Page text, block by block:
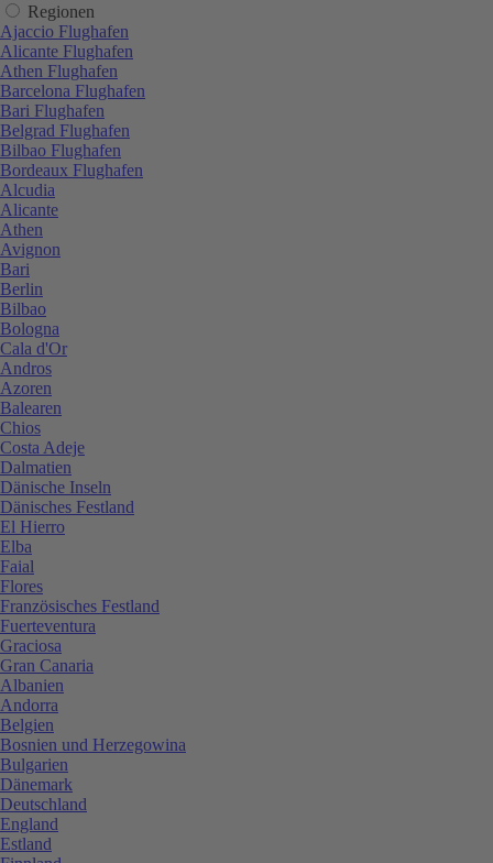
Regionen
Ajaccio Flughafen
Alicante Flughafen
Athen Flughafen
Barcelona Flughafen
Bari Flughafen
Belgrad Flughafen
Bilbao Flughafen
Bordeaux Flughafen
Alcudia
Alicante
Athen
Avignon
Bari
Berlin
Bilbao
Bologna
Cala d'Or
Andros
Azoren
Balearen
Chios
Costa Adeje
Dalmatien
Dänische Inseln
Dänisches Festland
El Hierro
Elba
Faial
Flores
Französisches Festland
Fuerteventura
Graciosa
Gran Canaria
Albanien
Andorra
Belgien
Bosnien und Herzegowina
Bulgarien
Dänemark
Deutschland
England
Estland